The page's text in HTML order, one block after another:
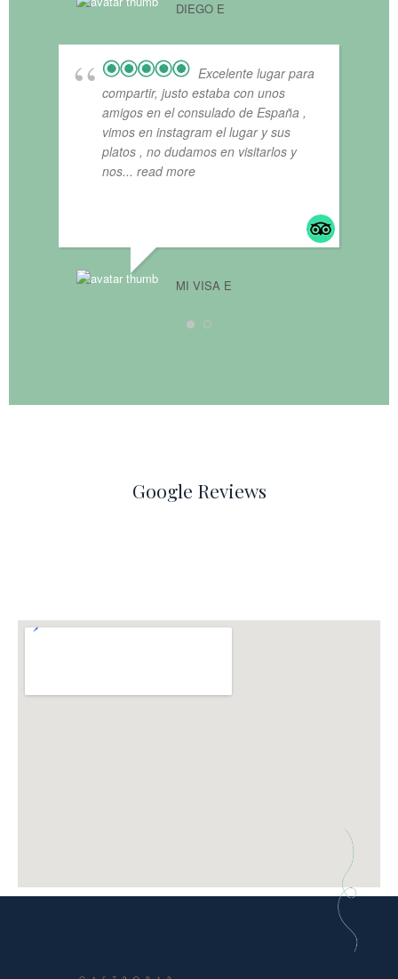
DIEGO E
Excelente lugar para
compartir, justo estaba con unos
amigos en el consulado de España ,
vimos en instagram el lugar y sus
platos , no dudamos en visitarlos y
nos... read more
MI VISA E
Google Reviews